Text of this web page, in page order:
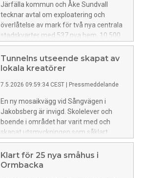
Järfälla kommun och Åke Sundvall
tecknar avtal om exploatering och
överlåtelse av mark för två nya centrala
stadskvarter med 537 nya hem, 10 500
kvm kommersiellt innehåll och med
entré till Barkarbystadens
tunnelbanestation.
Tunnelns utseende skapat av
lokala kreatörer
7.5.2026 09:59:34 CEST Pressmeddelande
En ny mosaikvägg vid Sångvägen i
Jakobsberg är invigd. Skolelever och
boende i området har varit med och
skapat utsmyckningen som såklart
präglas av sångfåglar och musiktoner.
Mosaiken finns i gångtunneln som
binder samman Sångvägen,
Klart för 25 nya småhus i
Ormbacka